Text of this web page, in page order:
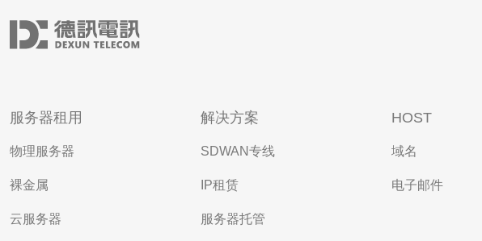
服务器租用
物理服务器
裸金属
云服务器
解决方案
SDWAN专线
IP租赁
服务器托管
HOST
域名
电子邮件